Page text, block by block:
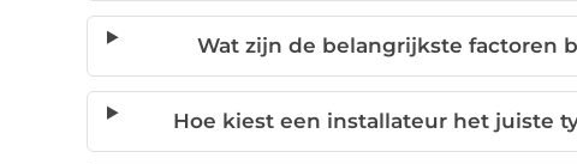
Wat zijn de belangrijkste factoren
Hoe kiest een installateur het juiste